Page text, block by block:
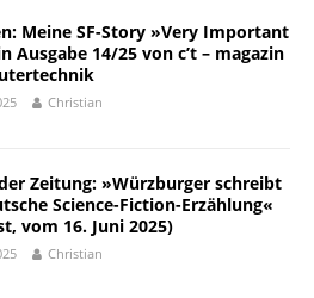
Meine SF-Story »Very Important
Ausgabe 14/25 von c’t – magazin
Christian
Zeitung: »Würzburger schreibt
Science-Fiction-Erzählung«
vom 16. Juni 2025)
Christian